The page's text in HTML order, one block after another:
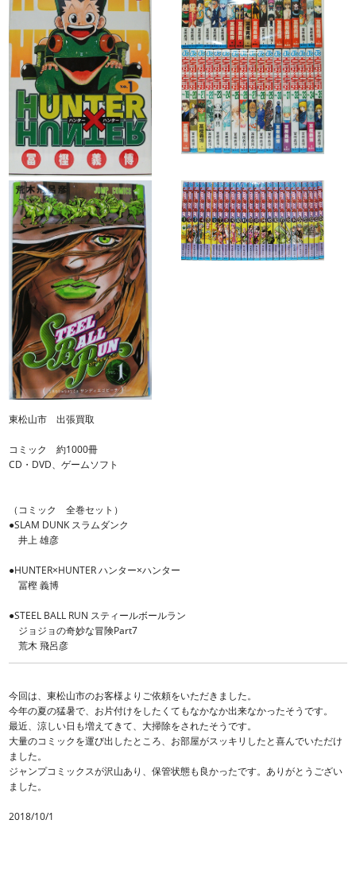
東松山市 出張買取
コミック 約1000冊
CD・DVD、ゲームソフト
（コミック 全巻セット）
●SLAM DUNK スラムダンク
井上 雄彦
●HUNTER×HUNTER ハンター×ハンター
冨樫 義博
●STEEL BALL RUN スティールボールラン
ジョジョの奇妙な冒険Part7
荒木 飛呂彦
今回は、東松山市のお客様よりご依頼をいただきました。
今年の夏の猛暑で、お片付けをしたくてもなかなか出来なかったそうです。
最近、涼しい日も増えてきて、大掃除をされたそうです。
大量のコミックを運び出したところ、お部屋がスッキリしたと喜んでいただけ
ました。
ジャンプコミックスが沢山あり、保管状態も良かったです。ありがとうござい
ました。
2018/10/1